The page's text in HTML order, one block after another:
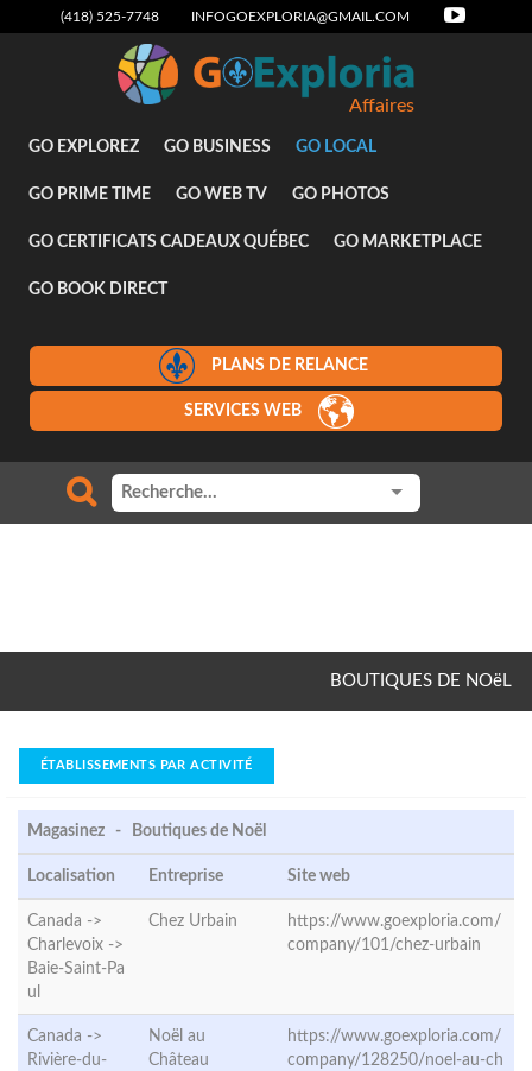
(418) 525-7748 INFOGOEXPLORIA@GMAIL.COM
Affaires
GO EXPLOREZ GO BUSINESS GO LOCAL
GO PRIME TIME GO WEB TV GO PHOTOS
GO CERTIFICATS CADEAUX QUÉBEC GO MARKETPLACE
GO BOOK DIRECT
PLANS DE RELANCE
SERVICES WEB
BOUTIQUES DE NOëL
ÉTABLISSEMENTS PAR ACTIVITÉ
Magasinez - Boutiques de Noël
Localisation Entreprise Site web
Canada ->
Charlevoix ->
Baie-Saint-Pa
ul
Chez Urbain
https://www.goexploria.com/
company/101/chez-urbain
Canada ->
Rivière-du-
Noël au
Château
https://www.goexploria.com/
company/128250/noel-au-ch